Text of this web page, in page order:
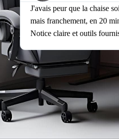
J'avais peur que la chaise
mais franchement, en 20
Notice claire et outils